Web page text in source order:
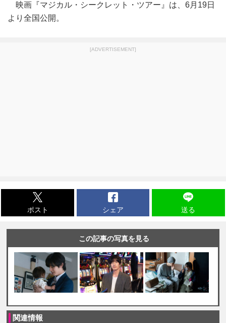
映画『マジカル・シークレット・ツアー』は、6月19日
より全国公開。
[ADVERTISEMENT]
ポスト シェア 送る
この記事の写真を見る
関連情報